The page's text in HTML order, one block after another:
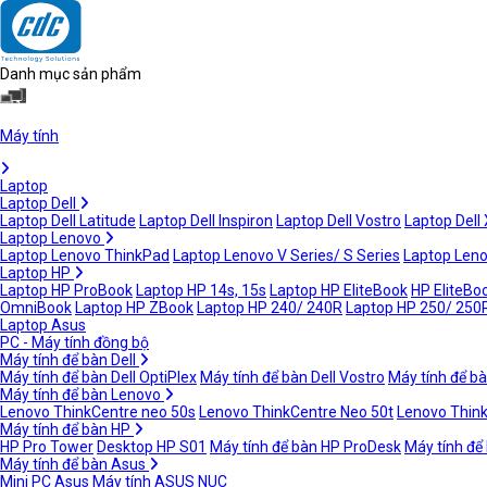
Danh mục sản phẩm
Máy tính
Laptop
Laptop Dell
Laptop Dell Latitude Laptop Dell Inspiron Laptop Dell Vostro Laptop Dell
Laptop Lenovo
Laptop Lenovo ThinkPad Laptop Lenovo V Series/ S Series Laptop
Laptop HP
Laptop HP ProBook Laptop HP 14s, 15s Laptop HP EliteBook HP
OmniBook Laptop HP ZBook Laptop HP 240/ 240R Laptop HP 250/
Laptop Asus
PC - Máy tính đồng bộ
Máy tính để bàn Dell
Máy tính để bàn Dell OptiPlex Máy tính để bàn Dell Vostro Máy tính để
Máy tính để bàn Lenovo
Lenovo ThinkCentre neo 50s Lenovo ThinkCentre Neo 50t Lenovo
Máy tính để bàn HP
HP Pro Tower Desktop HP S01 Máy tính để bàn HP ProDesk Máy tính để
Máy tính để bàn Asus
Mini PC Asus Máy tính ASUS NUC